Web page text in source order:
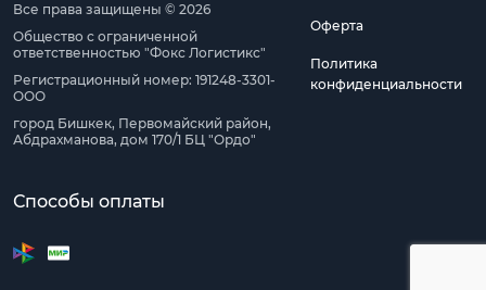
Все права защищены © 2026
Общество с ограниченной
ответственностью "Фокс Логистикс"
Регистрационный номер: 191248-3301-
ООО
город Бишкек, Первомайский район,
Абдрахманова, дом 170/1 БЦ "Ордо"
Оферта
Политика
конфиденциальности
Способы оплаты